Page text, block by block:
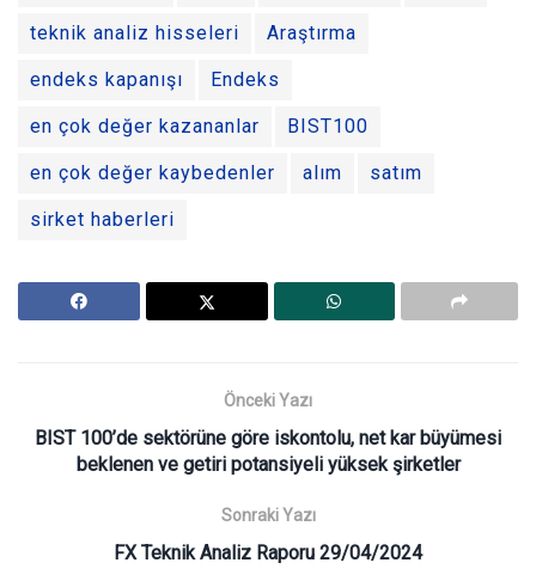
teknik analiz hisseleri Araştırma
endeks kapanışı Endeks
en çok değer kazananlar BIST100
en çok değer kaybedenler alım satım
sirket haberleri
Önceki Yazı
BIST 100’de sektörüne göre iskontolu, net kar büyümesi
beklenen ve getiri potansiyeli yüksek şirketler
Sonraki Yazı
FX Teknik Analiz Raporu 29/04/2024